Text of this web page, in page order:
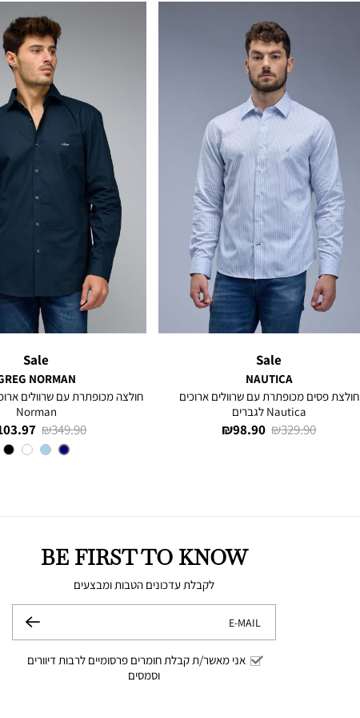
Sale
NAUTICA
חולצת פסים מכופתרת עם שרוולים ארוכים
Nautica לגברים
מחיר
98.90 ₪
מחיר
329.90 ₪
Sale
NORMAN
Norman
מחיר
מוצר
₪
מחיר
רגיל
349.90 ₪
צבע
NAVY
BE FIRST TO KNOW
לקבלת עדכונים הטבות ומבצעים
E-MAIL
אני מאשר/ת קבלת חומרים פרסומיים לרבות דיוורים
וסמסים
שלח